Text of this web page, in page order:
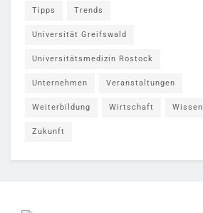
Tipps Trends
Universität Greifswald
Universitätsmedizin Rostock
Unternehmen Veranstaltungen
Weiterbildung Wirtschaft Wissen
Zukunft